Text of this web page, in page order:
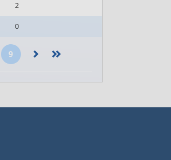
2
0
9